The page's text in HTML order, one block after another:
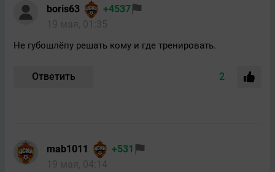
boris63
+4537
Не губошлёпу решать кому и где тренировать.
Ответить 2
mab1011
+531